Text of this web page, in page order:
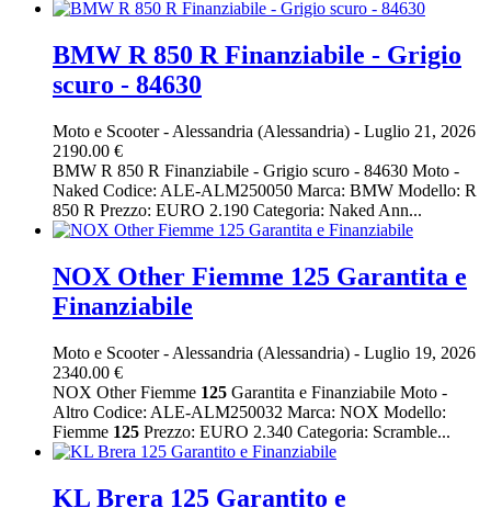
BMW R 850 R Finanziabile - Grigio
scuro - 84630
Moto e Scooter- Alessandria (Alessandria) - Luglio 21, 2026
2190.00 €
BMW R 850 R Finanziabile - Grigio scuro - 84630 Moto -
Naked Codice: ALE-ALM250050 Marca: BMW Modello: R
850 R Prezzo: EURO 2.190 Categoria: Naked Ann...
NOX Other Fiemme 125 Garantita e
Finanziabile
Moto e Scooter- Alessandria (Alessandria) - Luglio 19, 2026
2340.00 €
NOX Other Fiemme 125 Garantita e Finanziabile Moto -
Altro Codice: ALE-ALM250032 Marca: NOX Modello:
Fiemme 125 Prezzo: EURO 2.340 Categoria: Scramble...
KL Brera 125 Garantito e